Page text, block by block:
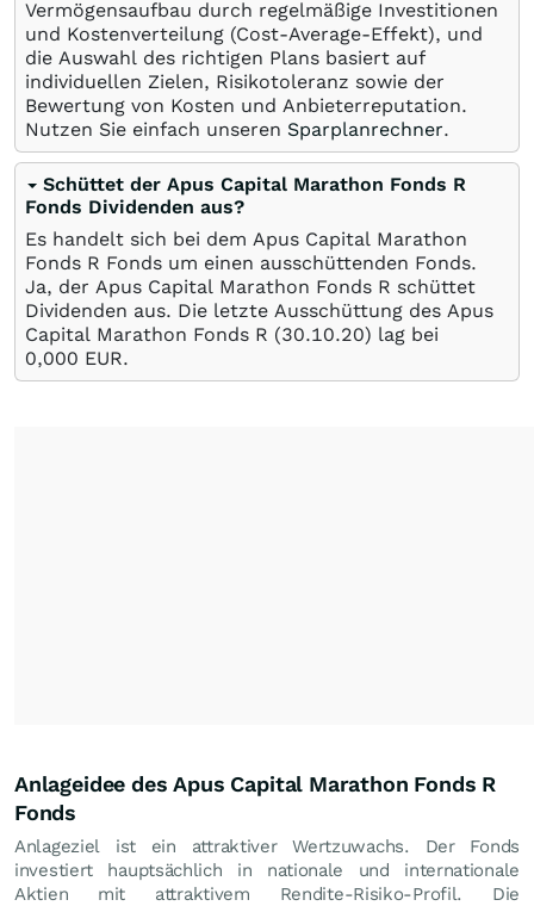
Vermögensaufbau durch regelmäßige Investitionen
und Kostenverteilung (Cost-Average-Effekt), und
die Auswahl des richtigen Plans basiert auf
individuellen Zielen, Risikotoleranz sowie der
Bewertung von Kosten und Anbieterreputation.
Nutzen Sie einfach unseren Sparplanrechner.
Schüttet der Apus Capital Marathon Fonds R
Fonds Dividenden aus?
Es handelt sich bei dem Apus Capital Marathon
Fonds R Fonds um einen ausschüttenden Fonds.
Ja, der Apus Capital Marathon Fonds R schüttet
Dividenden aus. Die letzte Ausschüttung des Apus
Capital Marathon Fonds R (30.10.20) lag bei
0,000 EUR.
Anlageidee des Apus Capital Marathon Fonds R
Fonds
Anlageziel ist ein attraktiver Wertzuwachs. Der Fonds
investiert hauptsächlich in nationale und internationale
Aktien mit attraktivem Rendite-Risiko-Profil. Die